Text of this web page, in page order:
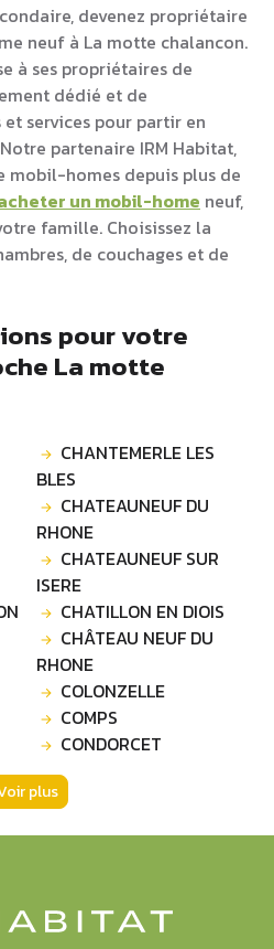
devenez propriétaire
neuf à La motte chalancon.
à ses propriétaires de
dédié et de
services pour partir en
partenaire IRM Habitat,
mobil-homes depuis plus de
un mobil-home neuf,
famille. Choisissez la
de couchages et de
pour votre
La motte
CHANTEMERLE LES
BLES
CHATEAUNEUF DU
RHONE
CHATEAUNEUF SUR
ISERE
CHATILLON EN DIOIS
CHÂTEAU NEUF DU
RHONE
COLONZELLE
COMPS
CONDORCET
plus